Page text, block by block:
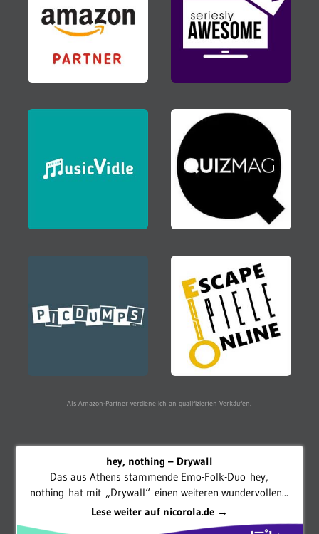
Als Amazon-Partner verdiene ich an qualifizierten Verkäufen.
hey, nothing – Drywall
Das aus Athens stammende Emo-Folk-Duo hey,
nothing hat mit „Drywall“ einen weiteren wundervollen...
Lese weiter auf nicorola.de →